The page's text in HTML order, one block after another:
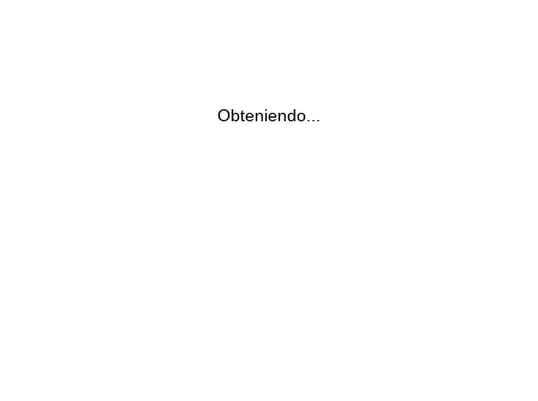
Obteniendo...